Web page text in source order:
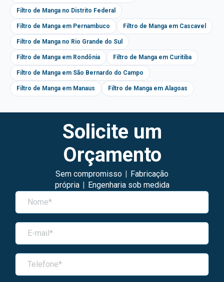
Filtro de Manga no Distrito Federal
Filtro de Manga em Pernambuco Filtro de Manga em Cascavel
Filtro de Manga no Rio Grande do Sul
Filtro de Manga em Rondônia Filtro de Manga em Curitiba
Filtro de Manga em São Bernardo do Campo
Filtro de Manga em Manaus Filtro de Manga em Alagoas
Solicite um
Orçamento
Sem compromisso | Fabricação
própria | Engenharia sob medida